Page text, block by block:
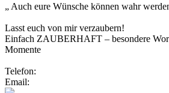
„ Auch eure Wünsche können wahr
Lasst euch von mir verzaubern!
Einfach ZAUBERHAFT – besondere
Momente
Telefon:
Email: